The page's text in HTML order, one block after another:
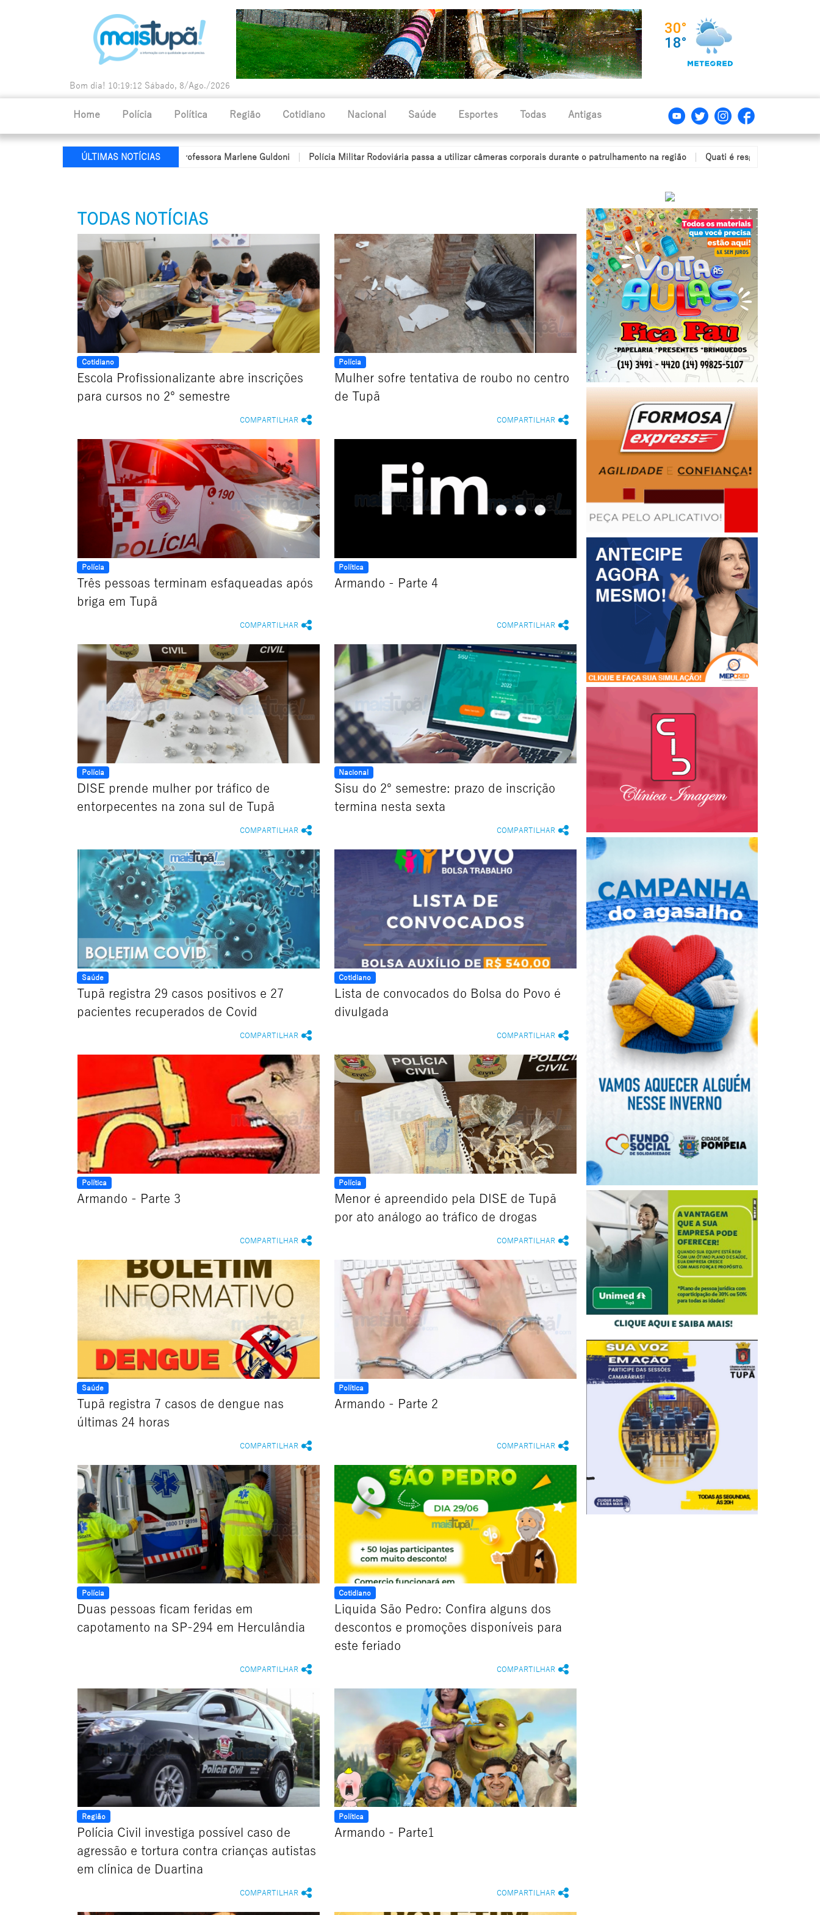
Bom dia! 10:19:14 Sábado, 8/Ago./2026
Home Polícia Política Região Cotidiano Nacional Saúde Esportes Todas Antigas
ÚLTIMAS NOTÍCIAS
de Educação recebe nome da professora Marlene Guldoni Polícia Militar Rodoviária passa a utilizar câmeras corporais durante o patrulhamento na região Quati é resgatado após ficar com a
TODAS NOTÍCIAS
Cotidiano
Escola Profissionalizante abre inscrições
para cursos no 2º semestre
COMPARTILHAR
Polícia
Mulher sofre tentativa de roubo no centro
de Tupã
COMPARTILHAR
Polícia
Três pessoas terminam esfaqueadas após
briga em Tupã
COMPARTILHAR
Política
Armando - Parte 4
COMPARTILHAR
Polícia
DISE prende mulher por tráfico de
entorpecentes na zona sul de Tupã
COMPARTILHAR
Nacional
Sisu do 2º semestre: prazo de inscrição
termina nesta sexta
COMPARTILHAR
Saúde
Tupã registra 29 casos positivos e 27
pacientes recuperados de Covid
COMPARTILHAR
Cotidiano
Lista de convocados do Bolsa do Povo é
divulgada
COMPARTILHAR
Política
Armando - Parte 3
COMPARTILHAR
Polícia
Menor é apreendido pela DISE de Tupã
por ato análogo ao tráfico de drogas
COMPARTILHAR
Saúde
Tupã registra 7 casos de dengue nas
últimas 24 horas
COMPARTILHAR
Política
Armando - Parte 2
COMPARTILHAR
Polícia
Duas pessoas ficam feridas em
capotamento na SP-294 em Herculândia
COMPARTILHAR
Cotidiano
Liquida São Pedro: Confira alguns dos
descontos e promoções disponíveis para
este feriado
COMPARTILHAR
Região
Polícia Civil investiga possível caso de
agressão e tortura contra crianças autistas
em clínica de Duartina
COMPARTILHAR
Política
Armando - Parte1
COMPARTILHAR